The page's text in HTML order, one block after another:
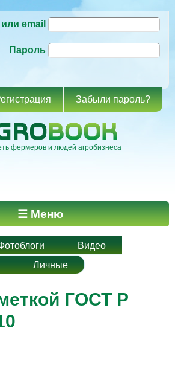
основному
email
Пароль
Забыли пароль?
фермеров и людей агробизнеса
☰ Меню
Видео
Личные
ГОСТ Р